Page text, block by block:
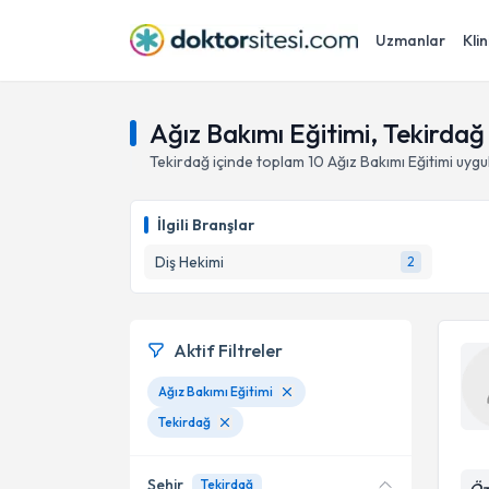
Uzmanlar
Ağız Bakımı Eğitimi, Tekirdağ
Tekirdağiçinde toplam 10 Ağız Bakımı Eğitimi
İlgili Branşlar
Diş Hekimi
2
Aktif Filtreler
Ağız Bakımı Eğitimi
Tekirdağ
Şehir Tekirdağ